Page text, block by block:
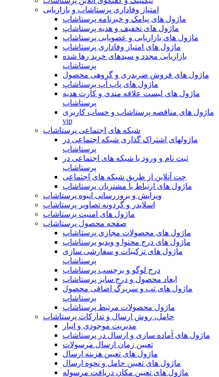
امتیاز وفاداری پرستاشاپ و بازاریابی
ماژول های پیامک و خبرنامه پرستاشاپ
ماژول های تخفیف و هدیه پرستاشاپ
ماژول های بازاریابی و عضویابی پرستاشاپ
ماژول های امتیاز وفاداری پرستاشاپ
بازاریابی مجدد و سبدهای خرید رها شده
پرستاشاپ
ماژول های فروش ضربدری و گروهی محصول
ماژول های پاپ آپ پرستاشاپ
ماژول های لیست علاقه مندی و کارت هدیه
پرستاشاپ
ماژول های مناقصه پرستاشاپ و حساب کاربری
vip
شبکه های اجتماعی پرستاشاپ
ماژولهای اشتراک‌ گذاری شبکه اجتماعی در
پرستاشاپ
ثبت نام و ورود با شبکه های اجتماعی در
پرستاشاپ
چت آنلاین از طریق شبکه های اجتماعی
ماژول های ارتباط با مشتریان پرستاشاپ
ویرایش و بروزرسانی انبوه پرستاشاپ
اسلایدر و گردونه تصاویر پرستاشاپ
ماژول های امنیت پرستاشاپ
صفحه محصول پرستاشاپ
ماژول های محصولات مجازی پرستاشاپ
ماژول های درج محتوا و ویدیو پرستاشاپ
ماژول های ترکیبات و سفارشی سازی
پرستاشاپ
درج لوگو و برچسب پرستاشاپ
ابعاد محصول و درج سایز پرستاشاپ
ماژول های تب و سربرگ اضافی محصول
پرستاشاپ
ماژول محصولات مرتبط پرستاشاپ
حامل، روش ارسال و تدارکات پرستاشاپ
مدیریت موجودی و انبار
ماژول های آماده سازی و ارسال در پرستاشاپ
تعیین زمان ارسال مرسولات
ماژول های تعیین هزینه ارسال
ماژول های تعیین حامل و نحوه ارسال
ماژول های تعیین مکان دریافت مرسوله